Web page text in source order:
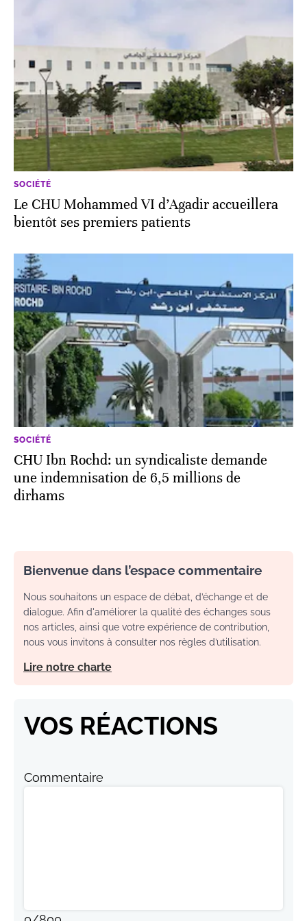
SOCIÉTÉ
Le CHU Mohammed VI d’Agadir accueillera
bientôt ses premiers patients
SOCIÉTÉ
CHU Ibn Rochd: un syndicaliste demande
une indemnisation de 6,5 millions de
dirhams
Bienvenue dans l’espace commentaire
Nous souhaitons un espace de débat, d’échange et de
dialogue. Afin d'améliorer la qualité des échanges sous
nos articles, ainsi que votre expérience de contribution,
nous vous invitons à consulter nos règles d’utilisation.
Lire notre charte
VOS RÉACTIONS
Commentaire